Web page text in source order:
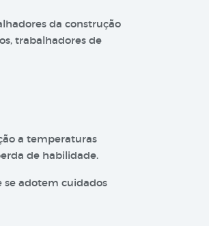
da construção
trabalhadores de
a temperaturas
de habilidade.
se adotem cuidados